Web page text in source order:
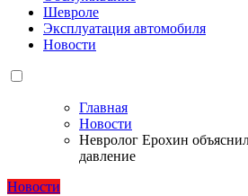
Шевроле
Эксплуатация автомобиля
Новости
Главная
Новости
Невролог Ерохин
давление
Новости